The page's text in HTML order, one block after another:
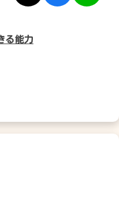
る能力